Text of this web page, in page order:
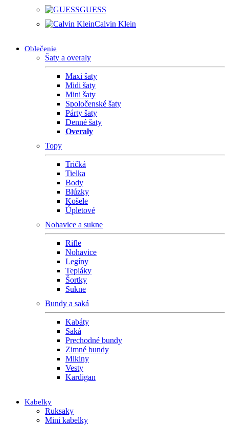
GUESS
Calvin Klein
Oblečenie
Šaty a overaly
Maxi šaty
Midi šaty
Mini šaty
Spoločenské šaty
Párty šaty
Denné šaty
Overaly
Topy
Tričká
Tielka
Body
Blúzky
Košele
Úpletové
Nohavice a sukne
Rifle
Nohavice
Legíny
Tepláky
Šortky
Sukne
Bundy a saká
Kabáty
Saká
Prechodné bundy
Zimné bundy
Mikiny
Vesty
Kardigan
Kabelky
Ruksaky
Mini kabelky